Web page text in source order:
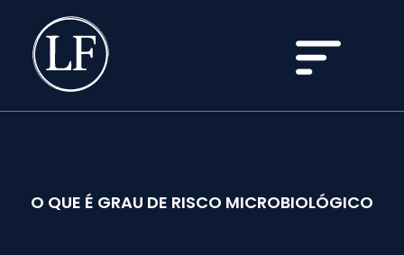
O QUE É GRAU DE RISCO MICROBIOLÓGICO